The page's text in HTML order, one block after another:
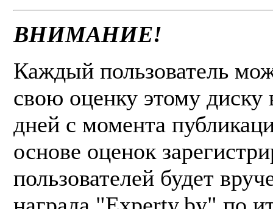
ВНИМАНИЕ!
Каждый пользователь
свою оценку этому диску
дней с момента
основе оценок
пользователей будет